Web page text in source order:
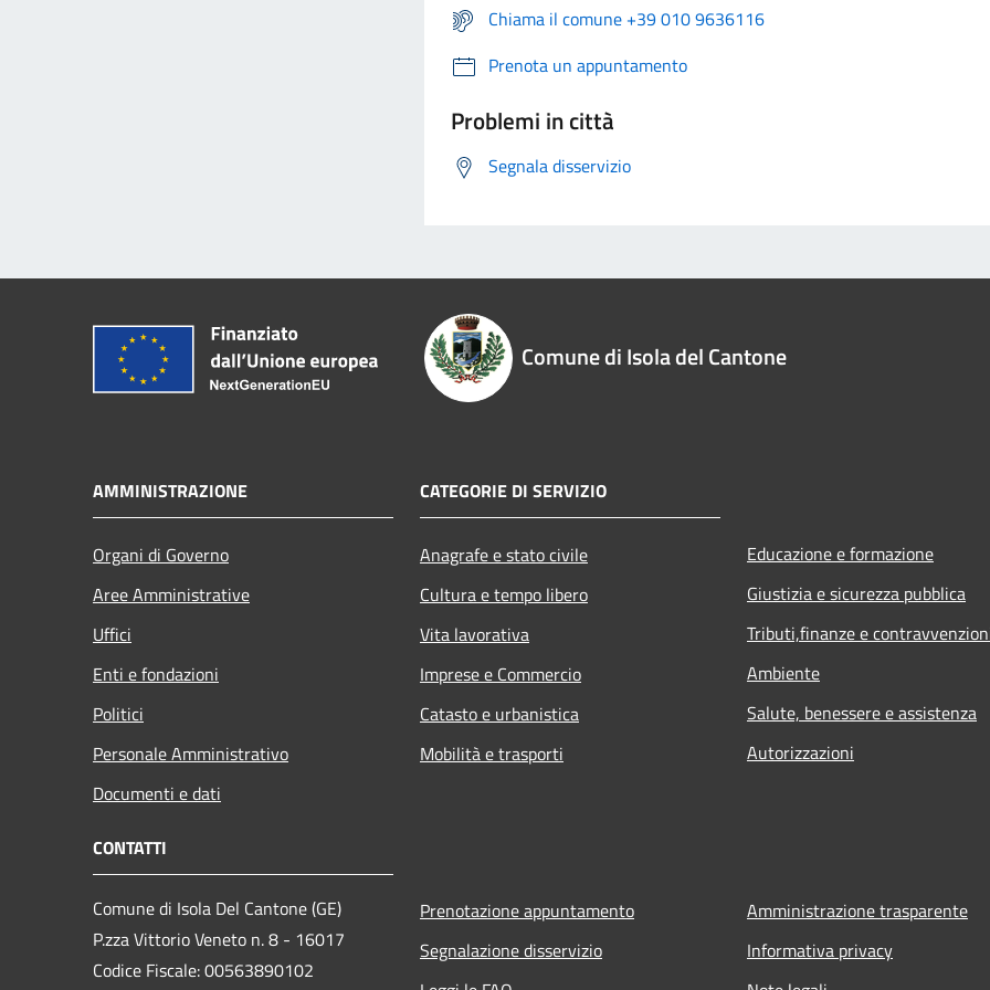
Chiama il comune +39 010 9636116
Prenota un appuntamento
Problemi in città
Segnala disservizio
Comune di Isola del Cantone
AMMINISTRAZIONE
Organi di Governo
Aree Amministrative
Uffici
Enti e fondazioni
Politici
Personale Amministrativo
Documenti e dati
CATEGORIE DI SERVIZIO
Anagrafe e stato civile
Cultura e tempo libero
Vita lavorativa
Imprese e Commercio
Catasto e urbanistica
Mobilità e trasporti
Educazione e formazione
Giustizia e sicurezza pubblica
Tributi,finanze e
Ambiente
Salute, benessere e assistenza
Autorizzazioni
CONTATTI
Comune di Isola Del Cantone (GE)
P.zza Vittorio Veneto n. 8 - 16017
Codice Fiscale: 00563890102
Prenotazione appuntamento
Segnalazione disservizio
Amministrazione trasparente
Informativa privacy